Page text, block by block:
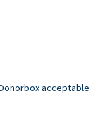
acceptable